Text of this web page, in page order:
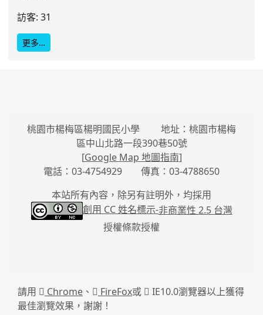
訪客: 31
更多…
桃園市楊梅區楊明國民小學 地址：桃園市楊梅
區中山北路一段390巷50號
[Google Map 地圖指南]
電話：03-4754929 傳真：03-4788650
本站所有內容，除另有註明外，均採用
創用 CC 姓名標示-非商業性 2.5 台灣
授權條款授權
請用 Chrome 、 FireFox或
IE10.0瀏覽器以上獲得
最佳瀏覽效果，謝謝！